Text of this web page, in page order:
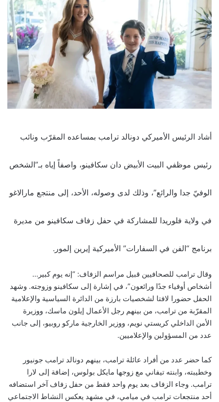
أشاد الرئيس الأميركي دونالد ترامب بمساعده المقرّب ونائب
رئيس موظفي البيت الأبيض دان سكافينو، واصفاً إياه بـ”الشخص
الوفيّ جدا والرائع”، وذلك لدى وصوله، الأحد، إلى منتجع مارالاغو
في ولاية فلوريدا للمشاركة في حفل زفاف سكافينو من مديرة
برنامج “الفن في السفارات” الأميركية إيرين إلمور.
وقال ترامب للصحافيين قبيل مراسم الزفاف: “إنه يوم كبير…
أشخاص أوفياء جدًا ورائعون”، في إشارة إلى سكافينو وزوجته. وشهد
الحفل حضورا لافتا لشخصيات بارزة من الدائرة السياسية والإعلامية
المقرّبة من ترامب، من بينهم رجل الأعمال إيلون ماسك، ووزيرة
الأمن الداخلي كريستي نويم، ووزير الخارجية ماركو روبيو، إلى جانب
عدد من المسؤولين والإعلاميين.
كما حضر عدد من أفراد عائلة ترامب، بينهم دونالد ترامب جونيور
وخطيبته، وابنته تيفاني مع زوجها مايكل بولوس، إضافة إلى لارا
ترامب. وجاء الزفاف بعد يوم واحد فقط من حفل زفاف آخر استضافه
أحد منتجعات ترامب في ميامي، في مشهد يعكس النشاط الاجتماعي